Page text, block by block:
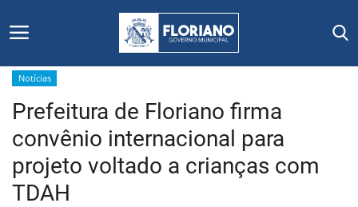
Início
Editais
Floriano
Notícias
Prefeitura de Floriano firma
convênio internacional para
projeto voltado a crianças com
TDAH